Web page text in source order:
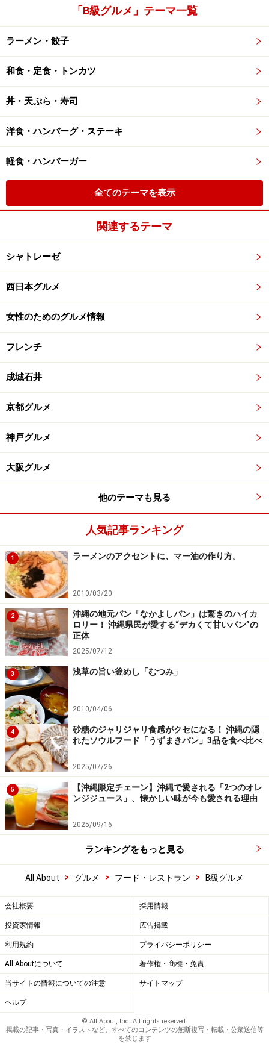
「B級グルメ」テーマ一覧
ラーメン・餃子
和食・定食・トンカツ
丼・天ぷら・寿司
洋食・ハンバーグ・ステーキ
軽食・ハンバーガー
全てのテーマを表示
関連するテーマ
シャトレーゼ
西日本グルメ
女性のためのグルメ情報
フレンチ
成城石井
京都グルメ
神戸グルメ
大阪グルメ
他のテーマも見る
人気記事ランキング
1 ラーメンのアクセントに、マー油の作り方。
2010/03/20
2
沖縄の地元パン「なかよしパン」は驚きのハイカ
ロリー！ 沖縄県民が愛する“デカくて甘いパン”の
正体
2025/07/12
3 浅草の旨い釜めし「むつみ」
2010/04/06
4
砂糖のジャリジャリ食感がクセになる！ 沖縄の隠
れたソウルフード「うずまきパン」3品を食べ比べ
2025/07/26
5
【沖縄限定チェーン】沖縄で愛される「2つのオレ
ンジジュース」、懐かしい味が今も愛される理由
2025/09/16
ランキングをもっと見る
All About > グルメ > フード・レストラン > B級グルメ
会社概要 採用情報
投資家情報 広告掲載
利用規約 プライバシーポリシー
All Aboutについて 著作権・商標・免責
当サイトの情報についての注意 サイトマップ
ヘルプ
© All About, Inc. All rights reserved.
掲載の記事・写真・イラストなど、すべてのコンテンツの無断複写・転載・公衆送信等
を禁じます